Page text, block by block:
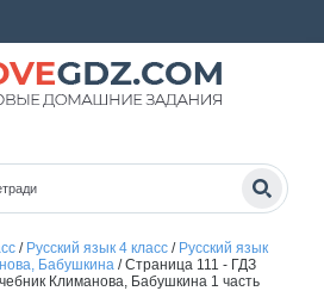
/ Русский язык 4 класс/ Русский язык
Бабушкина/Страница 111 - ГДЗ
Климанова, Бабушкина 1 часть